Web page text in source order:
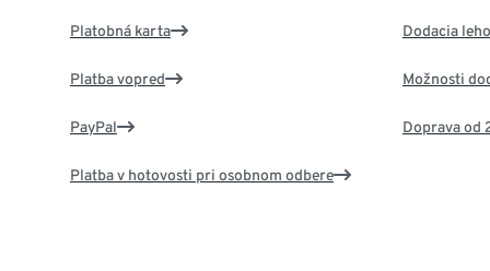
Platobná karta
Platba vopred
PayPal
Platba v hotovosti pri osobnom odbere
Dodacia
Možnosti
Doprava od